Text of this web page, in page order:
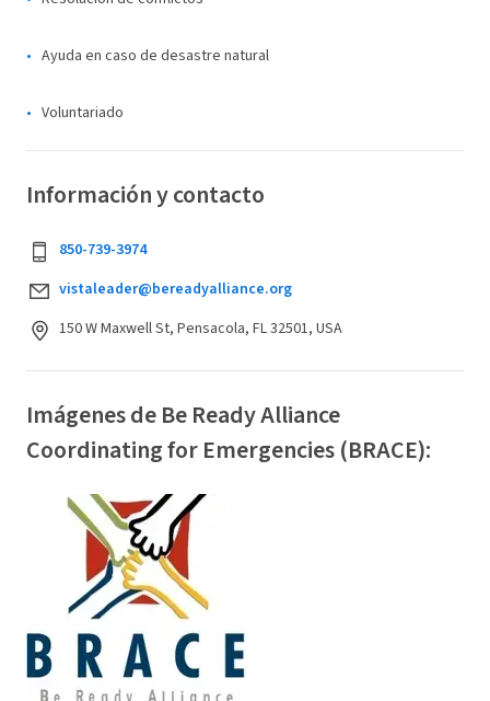
Ayuda en caso de desastre natural
Voluntariado
Información y contacto
850-739-3974
vistaleader@bereadyalliance.org
150 W Maxwell St, Pensacola, FL 32501, USA
Imágenes de Be Ready Alliance
Coordinating for Emergencies (BRACE):